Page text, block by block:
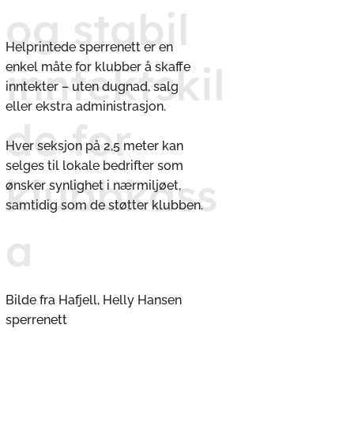
og stabil
inntektskil
de for
klubbkass
a
Helprintede sperrenett er en
enkel måte for klubber å skaffe
inntekter – uten dugnad, salg
eller ekstra administrasjon.
Hver seksjon på 2,5 meter kan
selges til lokale bedrifter som
ønsker synlighet i nærmiljøet,
samtidig som de støtter klubben.
Bilde fra Hafjell, Helly Hansen
sperrenett